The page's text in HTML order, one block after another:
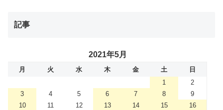
記事
2021年5月
月 火 水 木 金 土
日
1
2
3
4 5 6 7 8
9
10
11 12 13 14 15
16